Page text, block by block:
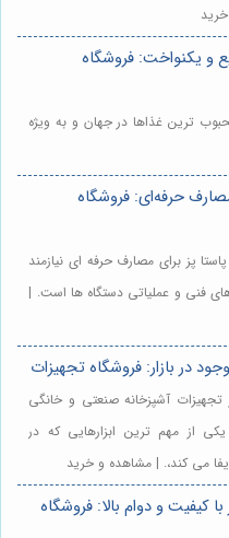
و یکنواخت: فروشگاه
ترین غذاها در جهان و به ویژه
حرفه‌ای: فروشگاه
پز برای مصارف حرفه ای نیازمند
فنی و عملیاتی دستگاه ها است. |
در بازار: فروشگاه تجهیزات
تجهیزات آشپزخانه صنعتی و خانگی
از مهم ترین ابزارهایی که در
می کند،. | مشاهده و خرید
کیفیت و دوام بالا: فروشگاه